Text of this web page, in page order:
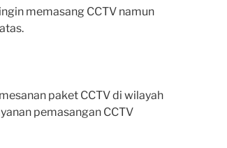
memasang CCTV namun
paket CCTV di wilayah
pemasangan CCTV